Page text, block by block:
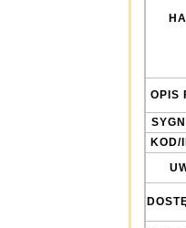
OPIS
KOD/